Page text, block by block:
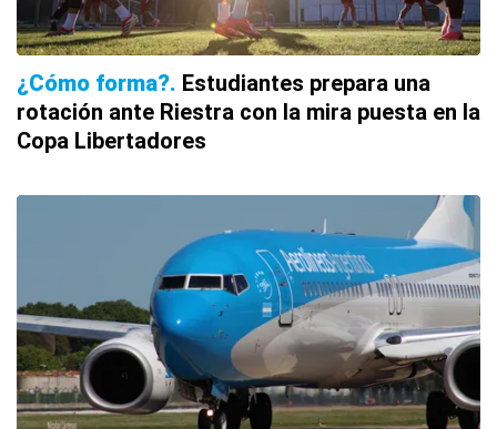
¿Cómo forma? Estudiantes prepara una
rotación ante Riestra con la mira puesta en la
Copa Libertadores